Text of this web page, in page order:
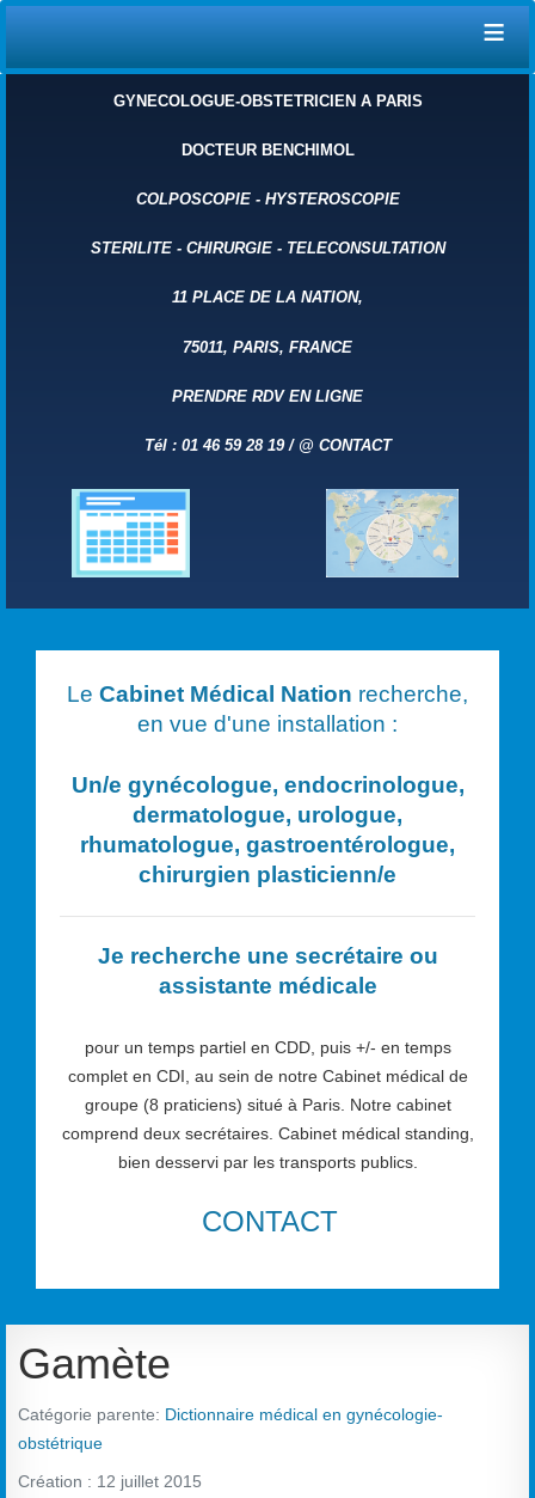
≡
GYNECOLOGUE-OBSTETRICIEN A PARIS
DOCTEUR BENCHIMOL
COLPOSCOPIE- HYSTEROSCOPIE
STERILITE- CHIRURGIE- TELECONSULTATION
11 PLACE DE LA NATION,
75011, PARIS, FRANCE
PRENDRE RDV EN LIGNE
Tél : 01 46 59 28 19 / @ CONTACT
Le Cabinet Médical Nation recherche,
en vue d'une installation :
Un/e gynécologue, endocrinologue,
dermatologue, urologue,
rhumatologue, gastroentérologue,
chirurgien plasticienn/e
Je recherche une secrétaire ou
assistante médicale
pour un temps partiel en CDD, puis +/- en temps
complet en CDI, au sein de notre Cabinet médical de
groupe (8 praticiens) situé à Paris. Notre cabinet
comprend deux secrétaires. Cabinet médical standing,
bien desservi par les transports publics.
CONTACT
Gamète
Catégorie parente: Dictionnaire médical en gynécologie-
obstétrique
Création : 12 juillet 2015